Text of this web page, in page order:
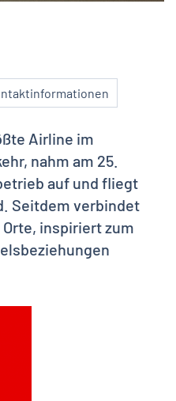
Airline im
nahm am 25.
auf und fliegt
Seitdem verbindet
inspiriert zum